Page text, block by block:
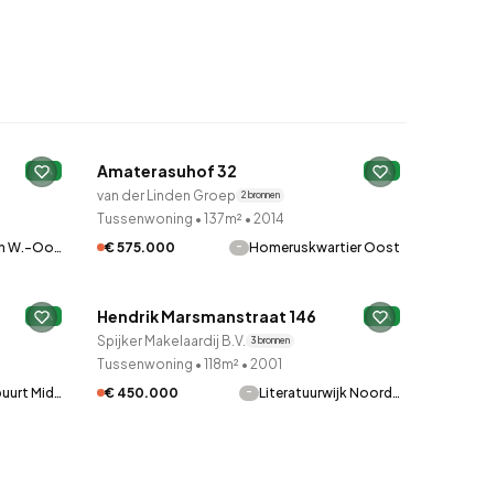
A
W.-Oo…
Amaterasuhof 32 A
van der Linden Groep 2 bronnen
Tussenwoning • 137m² • 2014
€ 575.000
- Homeruskwartier Oost
A
Mid…
Hendrik Marsmanstraat 146 A
Spijker Makelaardij B.V. 3 bronnen
Tussenwoning • 118m² • 2001
€ 450.000
- Literatuurwijk Noord…